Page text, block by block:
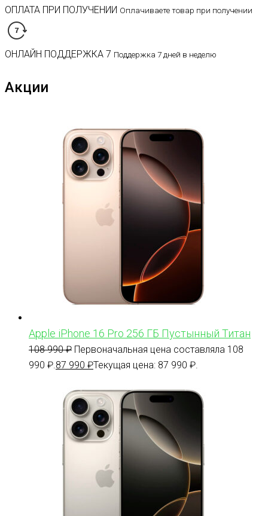
ОПЛАТА ПРИ ПОЛУЧЕНИИ Оплачиваете товар при получении
ОНЛАЙН ПОДДЕРЖКА 7 Поддержка 7 дней в неделю
Акции
Apple iPhone 16 Pro 256 ГБ Пустынный Титан
108 990₽ Первоначальная цена составляла 108
990 ₽. 87 990 ₽Текущая цена: 87 990 ₽.